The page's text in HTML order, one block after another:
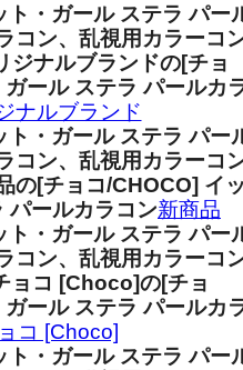
・ガール ステラ パー
コン、乱視用カラーコ
ジナルブランドの[チョ
ール ステラ パールカ
ナルブランド
・ガール ステラ パー
コン、乱視用カラーコ
の[チョコ/CHOCO] イ
パールカラコン新商品
・ガール ステラ パー
コン、乱視用カラーコ
ョコ [Choco]の[チョ
ール ステラ パールカ
コ [Choco]
・ガール ステラ パー